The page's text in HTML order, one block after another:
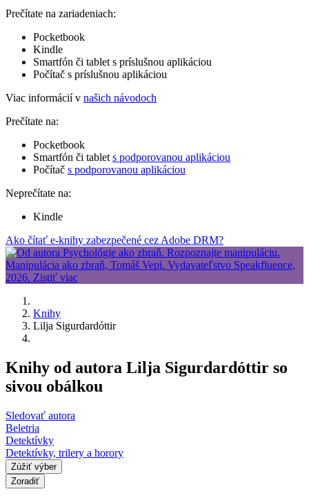
Prečítate na zariadeniach:
Pocketbook
Kindle
Smartfón či tablet s príslušnou aplikáciou
Počítač s príslušnou aplikáciou
Viac informácií v našich návodoch
Prečítate na:
Pocketbook
Smartfón či tablet s podporovanou aplikáciou
Počítač s podporovanou aplikáciou
Neprečítate na:
Kindle
Ako čítať e-knihy zabezpečené cez Adobe DRM?
Knihy
Lilja Sigurdardóttir
Knihy od autora Lilja Sigurdardóttir so
sivou obálkou
Sledovať autora
Beletria
Detektívky
Detektívky, trilery a horory
Zúžiť výber
Zoradiť